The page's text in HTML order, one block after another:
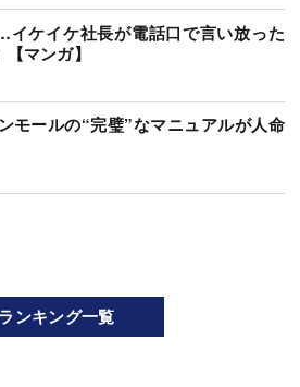
ケイケ社長が電話口で言い放った
マンガ】
モールの“完璧”なマニュアルが人命
ランキング一覧